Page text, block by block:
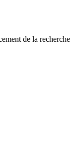
de la recherche